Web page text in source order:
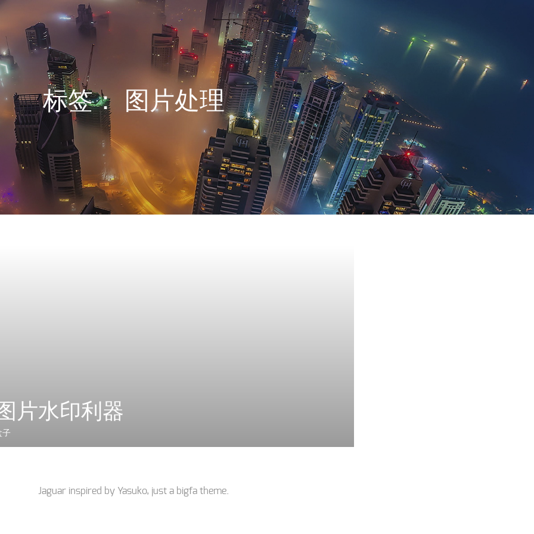
标签： 图片处理
片水印利器
子
Jaguar inspired by Yasuko, just a bigfa theme.